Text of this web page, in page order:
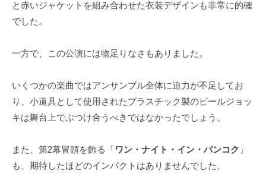
と赤いジャケットを組み合わせた衣装デザインも非常に的確
でした。
一方で、この公演には物足りなさもありました。
いくつかの楽曲ではアンサンブル全体に迫力が不足してお
り、小道具として使用されたプラスチック製のビールジョッ
キは舞台上でぶつけ合うべきではなかったでしょう。
また、第2幕冒頭を飾る「ワン・ナイト・イン・バンコク 」
も、期待したほどのインパクトはありませんでした。